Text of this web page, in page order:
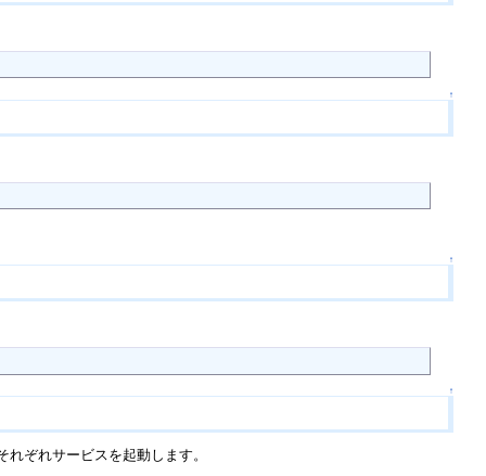
↑
↑
↑
ぞれサービスを起動します。